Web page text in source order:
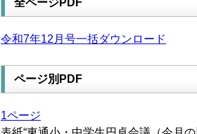
全ページPDF
令和7年12月号一括ダウンロード
ページ別PDF
1ページ